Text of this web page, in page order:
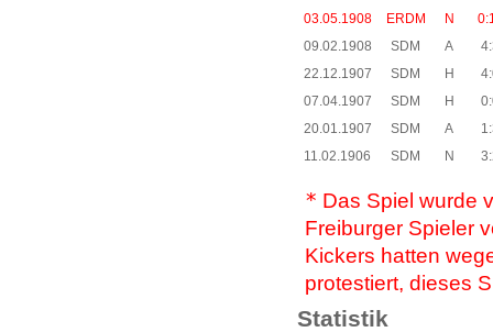
03.05.1908
ERDM N
09.02.1908
SDM A
22.12.1907
SDM H
07.04.1907
SDM H
20.01.1907
SDM A
11.02.1906
SDM N
* Das Spiel wurde
Freiburger Spieler
Kickers hatten
protestiert, dieses
Statistik